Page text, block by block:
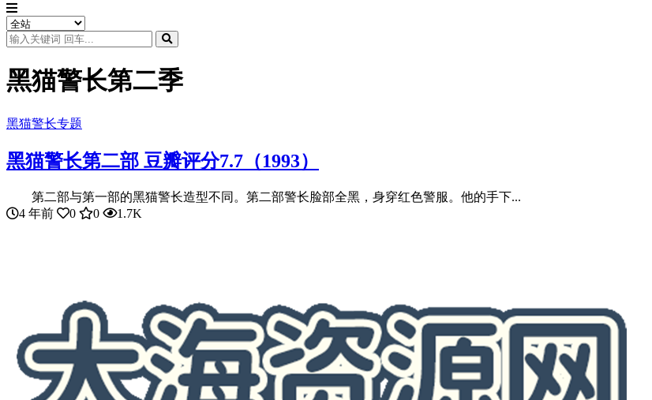
黑猫警长第二季
黑猫警长专题
黑猫警长第二部 豆瓣评分7.7（1993）
第二部与第一部的黑猫警长造型不同。第二部警长脸部全黑，身穿红色警服。他的手下...
4 年前
0 0 1.7K